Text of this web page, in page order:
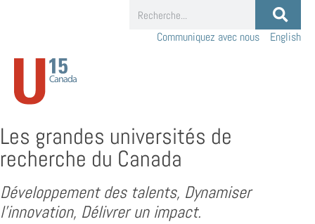
Communiquez avec nous English
Les grandes universités de
recherche du Canada
Développement des talents, Dynamiser
l’innovation, Délivrer un impact.